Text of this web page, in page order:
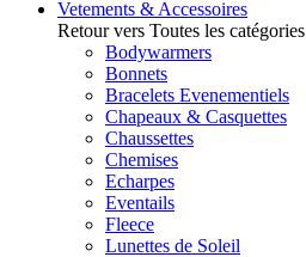
Vetements & Accessoires
Retour vers Toutes les catégories
Bodywarmers
Bonnets
Bracelets Evenementiels
Chapeaux & Casquettes
Chaussettes
Chemises
Echarpes
Eventails
Fleece
Lunettes de Soleil